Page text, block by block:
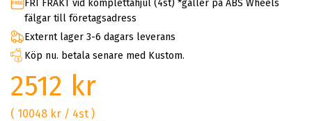
FRI FRAKT vid komplettahjul (4st) *gäller på ABS Wheels
fälgar till företagsadress
Externt lager 3-6 dagars leverans
Köp nu. betala senare med Kustom.
2512 kr
( 10048 kr / 4st )